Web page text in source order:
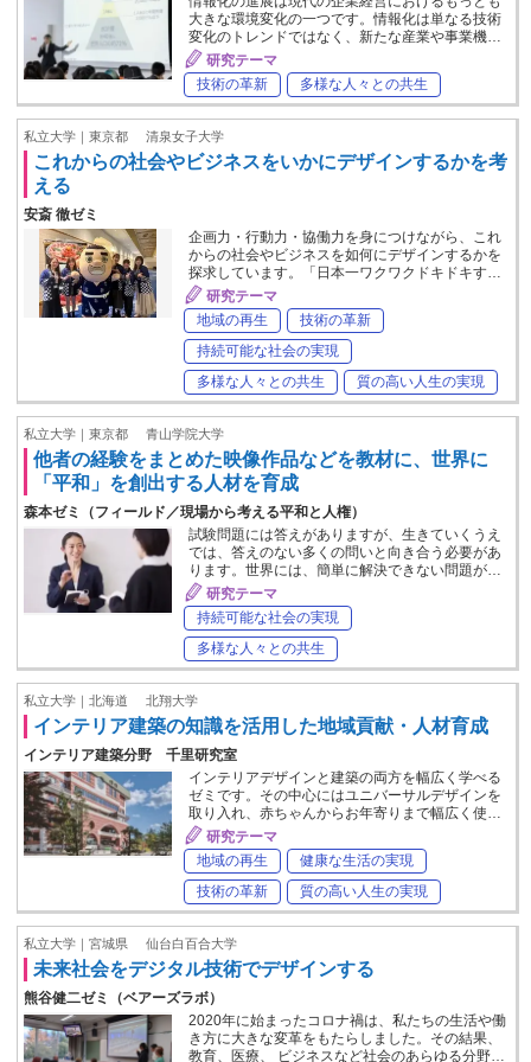
大きな環境変化の一つです。情報化は単なる技術
変化のトレンドではなく、新たな産業や事業機…
研究テーマ
技術の革新
多様な人々との共生
私立大学｜東京都 清泉女子大学
これからの社会やビジネスをいかにデザインするかを考
える
安斎 徹ゼミ
企画力・行動力・協働力を身につけながら、これ
からの社会やビジネスを如何にデザインするかを
探求しています。「日本一ワクワクドキドキす…
研究テーマ
地域の再生
技術の革新
持続可能な社会の実現
多様な人々との共生
質の高い人生の実現
私立大学｜東京都 青山学院大学
他者の経験をまとめた映像作品などを教材に、世界に
「平和」を創出する人材を育成
森本ゼミ（フィールド／現場から考える平和と人権）
試験問題には答えがありますが、生きていくうえ
では、答えのない多くの問いと向き合う必要があ
ります。世界には、簡単に解決できない問題が…
研究テーマ
持続可能な社会の実現
多様な人々との共生
私立大学｜北海道 北翔大学
インテリア建築の知識を活用した地域貢献・人材育成
インテリア建築分野 千里研究室
インテリアデザインと建築の両方を幅広く学べる
ゼミです。その中心にはユニバーサルデザインを
取り入れ、赤ちゃんからお年寄りまで幅広く使…
研究テーマ
地域の再生
健康な生活の実現
技術の革新
質の高い人生の実現
私立大学｜宮城県 仙台白百合大学
未来社会をデジタル技術でデザインする
熊谷健二ゼミ（ベアーズラボ）
2020年に始まったコロナ禍は、私たちの生活や働
き方に大きな変革をもたらしました。その結果、
教育、医療、 ビジネスなど社会のあらゆる分野…